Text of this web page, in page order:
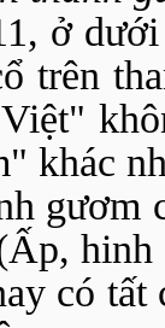
ở
trên
khác
gươm
có